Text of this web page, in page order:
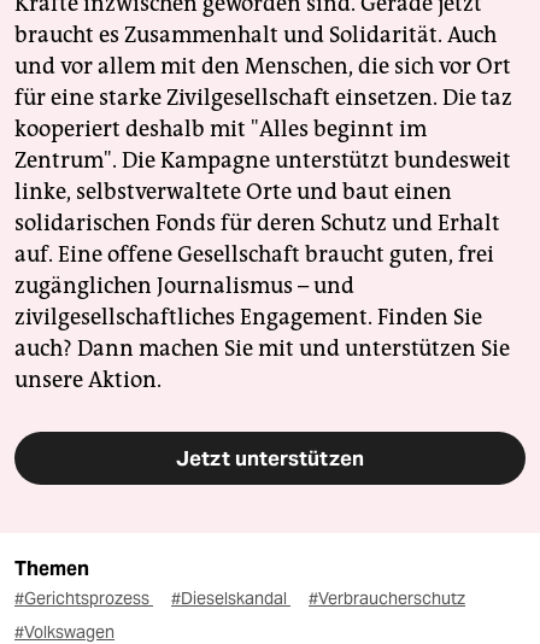
braucht es Zusammenhalt und Solidarität. Auch
und vor allem mit den Menschen, die sich vor Ort
für eine starke Zivilgesellschaft einsetzen. Die taz
kooperiert deshalb mit "Alles beginnt im
Zentrum". Die Kampagne unterstützt bundesweit
linke, selbstverwaltete Orte und baut einen
solidarischen Fonds für deren Schutz und Erhalt
auf. Eine offene Gesellschaft braucht guten, frei
zugänglichen Journalismus – und
zivilgesellschaftliches Engagement. Finden Sie
auch? Dann machen Sie mit und unterstützen Sie
unsere Aktion.
Jetzt unterstützen
Themen
#Gerichtsprozess #Dieselskandal
#Verbraucherschutz
#Volkswagen